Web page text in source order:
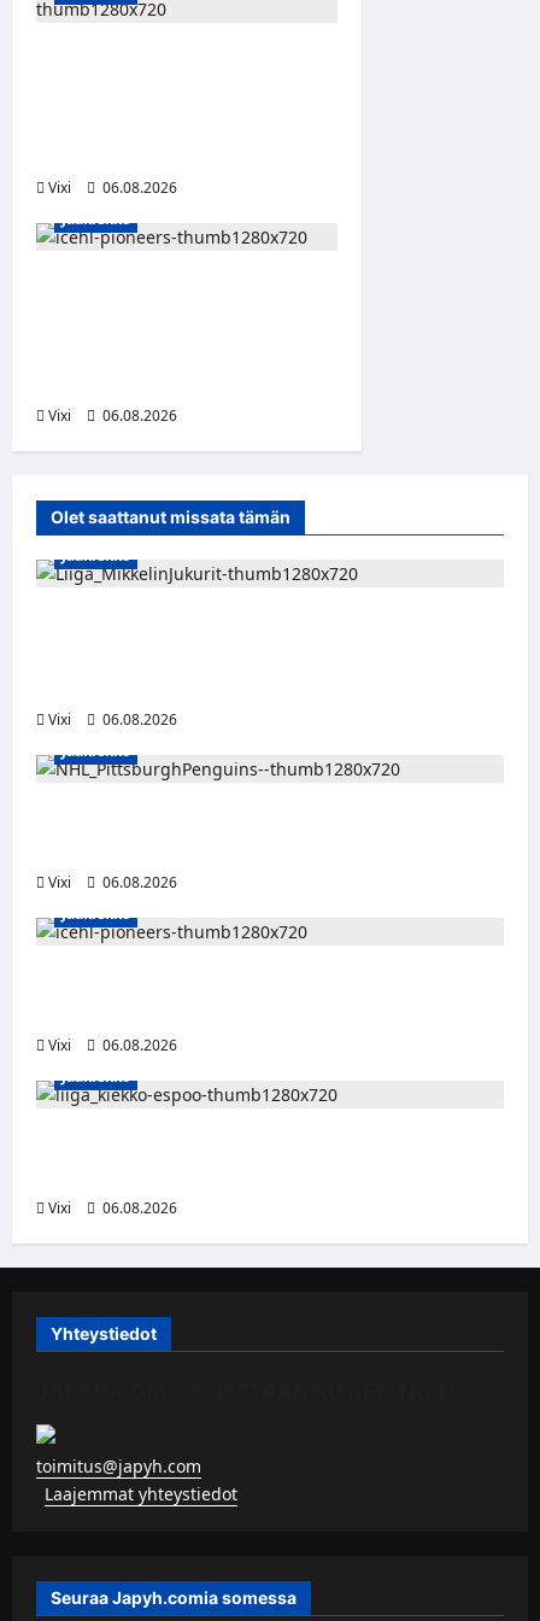
Vixi
06.08.2026
Jääkiekko
Vixi 06.08.2026
Olet saattanut missata tämän
Jääkiekko
Vixi
06.08.2026
Jääkiekko
Vixi
06.08.2026
Jääkiekko
Vixi
06.08.2026
Jääkiekko
Vixi 06.08.2026
Yhteystiedot
toimitus@japyh.com
Laajemmat yhteystiedot
Seuraa Japyh.comia somessa